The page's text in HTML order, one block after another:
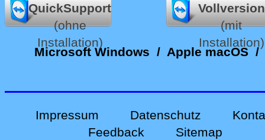
QuickSupport
(ohne
Installation)
Vollversion
(mit
Installation)
Microsoft Windows /Apple macOS /
Impressum Datenschutz
Feedback
Sitemap